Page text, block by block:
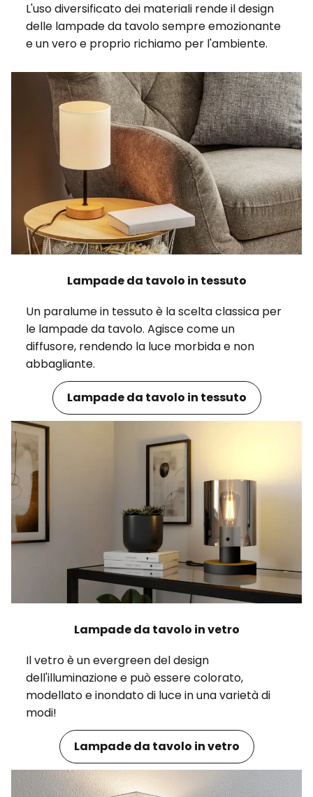
L'uso diversificato dei materiali rende il design
delle lampade da tavolo sempre emozionante
e un vero e proprio richiamo per l'ambiente.
Lampade da tavolo in tessuto
Un paralume in tessuto è la scelta classica per
le lampade da tavolo. Agisce come un
diffusore, rendendo la luce morbida e non
abbagliante.
Lampade da tavolo in tessuto
Lampade da tavolo in vetro
Il vetro è un evergreen del design
dell'illuminazione e può essere colorato,
modellato e inondato di luce in una varietà di
modi!
Lampade da tavolo in vetro